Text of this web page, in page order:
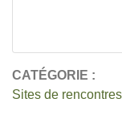
CATÉGORIE :
Sites de